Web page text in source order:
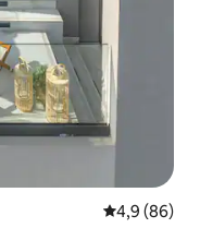
4,9 av 5 i
4,9 (86)